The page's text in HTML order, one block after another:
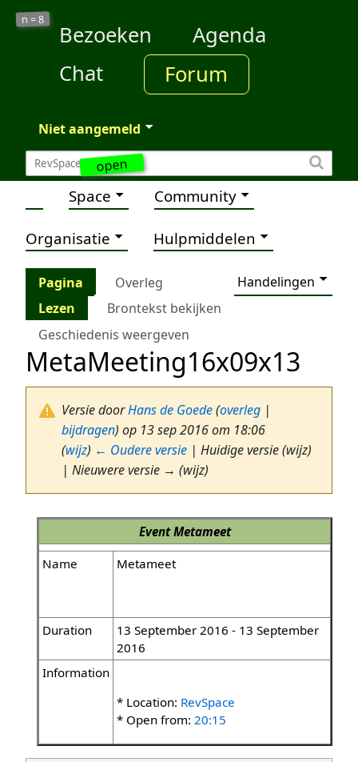
open
n =8
Bezoeken
Agenda
Chat
Forum
Niet aangemeld
Space Community
Organisatie Hulpmiddelen
Pagina Overleg
Handelingen
Lezen
Brontekst bekijken
Geschiedenis weergeven
MetaMeeting16x09x13
Versie doorHans de Goede(overleg |
bijdragen) op 13 sep 2016 om 18:06
(wijz) ← Oudere versie | Huidige versie (wijz)
| Nieuwere versie → (wijz)
EventMetameet
Name
Metameet
Duration
13 September 2016 - 13 September
2016
Information
* Location: RevSpace
* Open from: 20:15